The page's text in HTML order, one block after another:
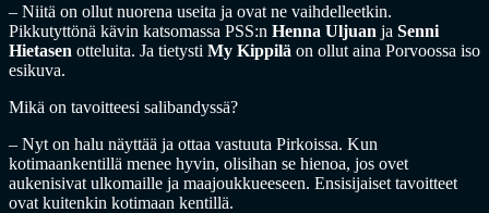
– Niitä on ollut nuorena useita ja ovat ne vaihdelleetkin.
Pikkutyttönä kävin katsomassa PSS:n Henna Uljuan ja Senni
Hietasen otteluita. Ja tietysti My Kippilä on ollut aina Porvoossa iso
esikuva.
Mikä on tavoitteesi salibandyssä?
– Nyt on halu näyttää ja ottaa vastuuta Pirkoissa. Kun
kotimaankentillä menee hyvin, olisihan se hienoa, jos ovet
aukenisivat ulkomaille ja maajoukkueeseen. Ensisijaiset tavoitteet
ovat kuitenkin kotimaan kentillä.